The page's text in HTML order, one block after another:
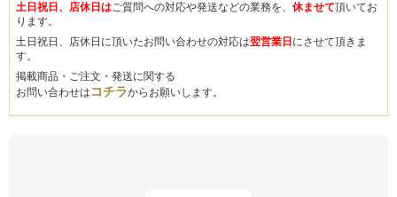
土日祝日、店休日はご質問への対応や発送などの業務を、 休ませて頂いてお
ります。
土日祝日、店休日に頂いたお問い合わせの対応は翌営業日 にさせて頂きま
す。
掲載商品・ご注文・発送に関する
お問い合わせは コチラからお願いします。